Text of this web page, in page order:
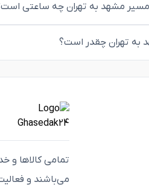
مشهد به تهران چه ساعتی
به تهران چقدر است؟
تمامی كالاها و
می‌باشند و